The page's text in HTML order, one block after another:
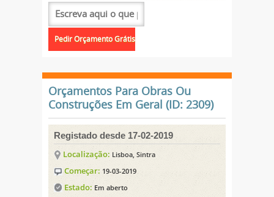
Orçamentos Para Obras Ou
Construções Em Geral (ID: 2309)
Registado desde 17-02-2019
Localização: Lisboa, Sintra
Começar: 19-03-2019
Estado: Em aberto